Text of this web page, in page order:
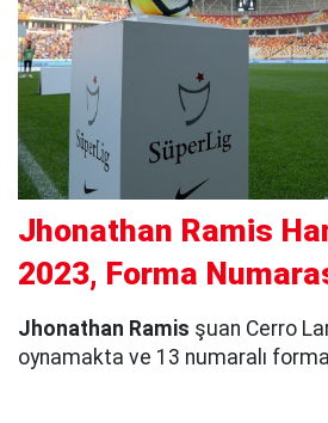
Jhonathan Ramis
2023, Forma
Jhonathan Ramis şuan Cerro
oynamakta ve 13 numaralı